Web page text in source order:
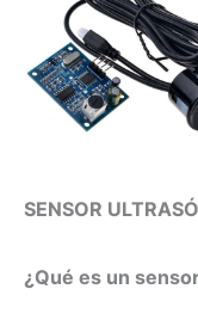
SENSOR
​¿Qué es un